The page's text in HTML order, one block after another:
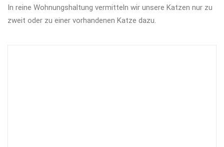
In reine Wohnungshaltung vermitteln wir unsere Katzen nur zu
zweit oder zu einer vorhandenen Katze dazu.